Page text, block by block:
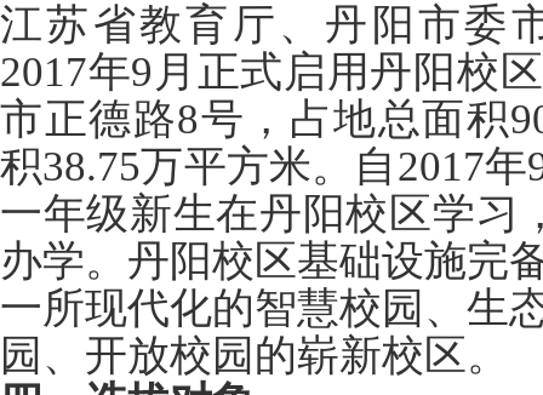
江苏省教育厅、丹阳市委
2017年9月正式启用丹阳校
市正德路8号，占地总面积
积38.75万平方米。自2017
一年级新生在丹阳校区学习
办学。丹阳校区基础设施完
一所现代化的智慧校园、生
园、开放校园的崭新校区。